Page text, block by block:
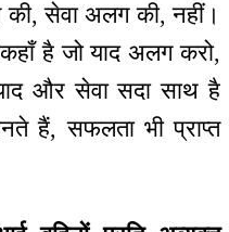
सेवा अलग की, नहीं।
है जो याद अलग करो,
और सेवा सदा साथ है
हैं, सफलता भी प्राप्त